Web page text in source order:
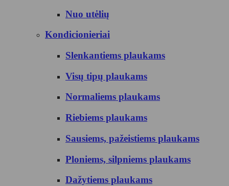
Nuo utėlių
Kondicionieriai
Slenkantiems plaukams
Visų tipų plaukams
Normaliems plaukams
Riebiems plaukams
Sausiems, pažeistiems plaukams
Ploniems, silpniems plaukams
Dažytiems plaukams